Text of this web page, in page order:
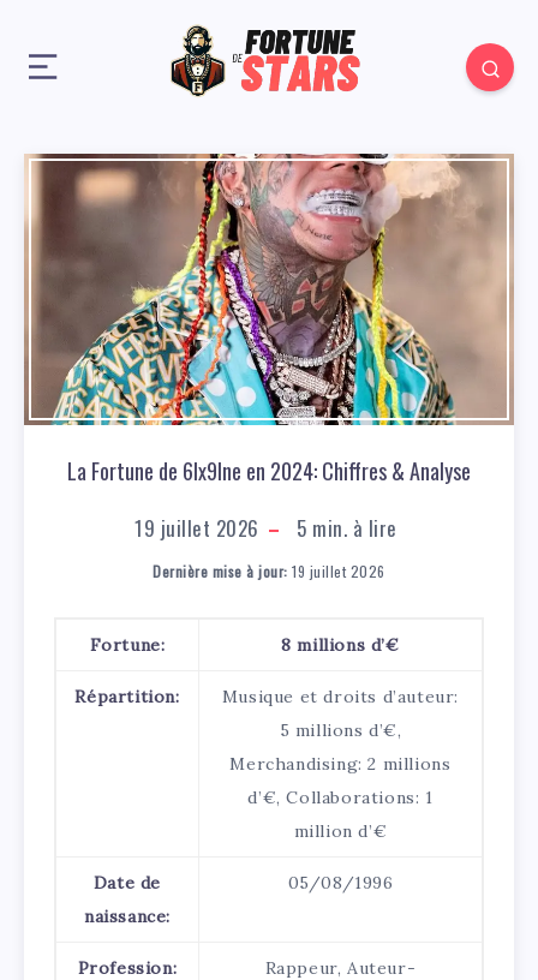
La Fortune de 6Ix9Ine en 2024: Chiffres & Analyse
19 juillet 2026 5 min. à lire
Dernière mise à jour: 19 juillet 2026
Fortune: 8 millions d’€
Répartition:
Musique et droits d’auteur:
5 millions d’€,
Merchandising: 2 millions
d’€, Collaborations: 1
million d’€
Date de
naissance:
05/08/1996
Profession:
Rappeur, Auteur-